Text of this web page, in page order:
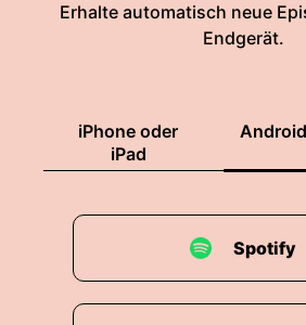
Erhalte automatisch neue
Endgerät.
iPhone oder
iPad
Android
Spotify